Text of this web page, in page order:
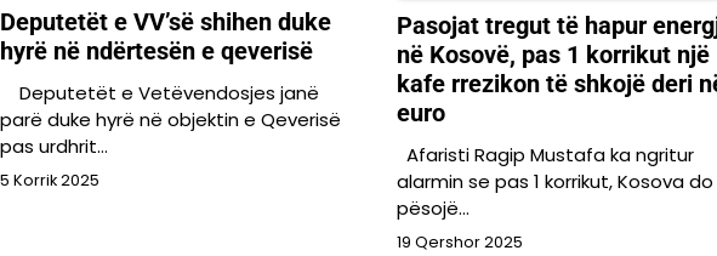
Deputetët e VV’së shihen duke
hyrë në ndërtesën e qeverisë
Deputetët e Vetëvendosjes janë
parë duke hyrë në objektin e Qeverisë
pas urdhrit…
5 Korrik 2025
Pasojat tregut të hapur
në Kosovë, pas 1 korrikut një
kafe rrezikon të shkojë deri
euro
Afaristi Ragip Mustafa ka ngritur
alarmin se pas 1 korrikut, Kosova
pësojë…
19 Qershor 2025